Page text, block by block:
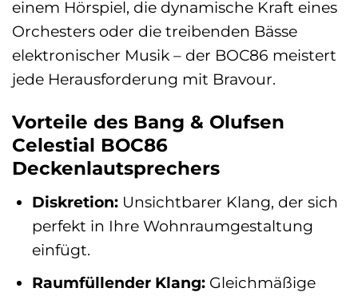
einem Hörspiel, die dynamische Kraft eines
Orchesters oder die treibenden Bässe
elektronischer Musik – der BOC86 meistert
jede Herausforderung mit Bravour.
Vorteile des Bang & Olufsen
Celestial BOC86
Deckenlautsprechers
Diskretion:Unsichtbarer Klang, der sich
perfekt in Ihre Wohnraumgestaltung
einfügt.
Raumfüllender Klang:Gleichmäßige